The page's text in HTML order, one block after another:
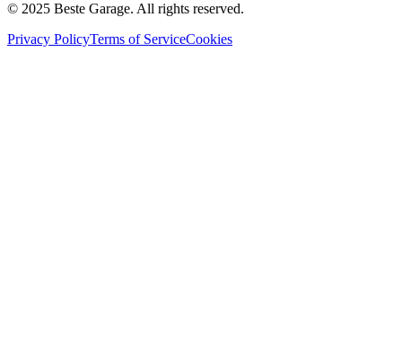
© 2025 Beste Garage. All rights reserved.
Privacy PolicyTerms of ServiceCookies